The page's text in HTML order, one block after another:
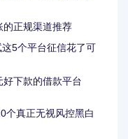
的正规渠道推荐
5个平台征信花了可
下款的借款平台
个真正无视风控黑白